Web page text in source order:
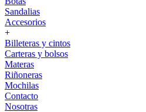
Sandalias
Accesorios
+
Billeteras y cintos
Carteras y bolsos
Materas
Riñoneras
Mochilas
Contacto
Nosotras